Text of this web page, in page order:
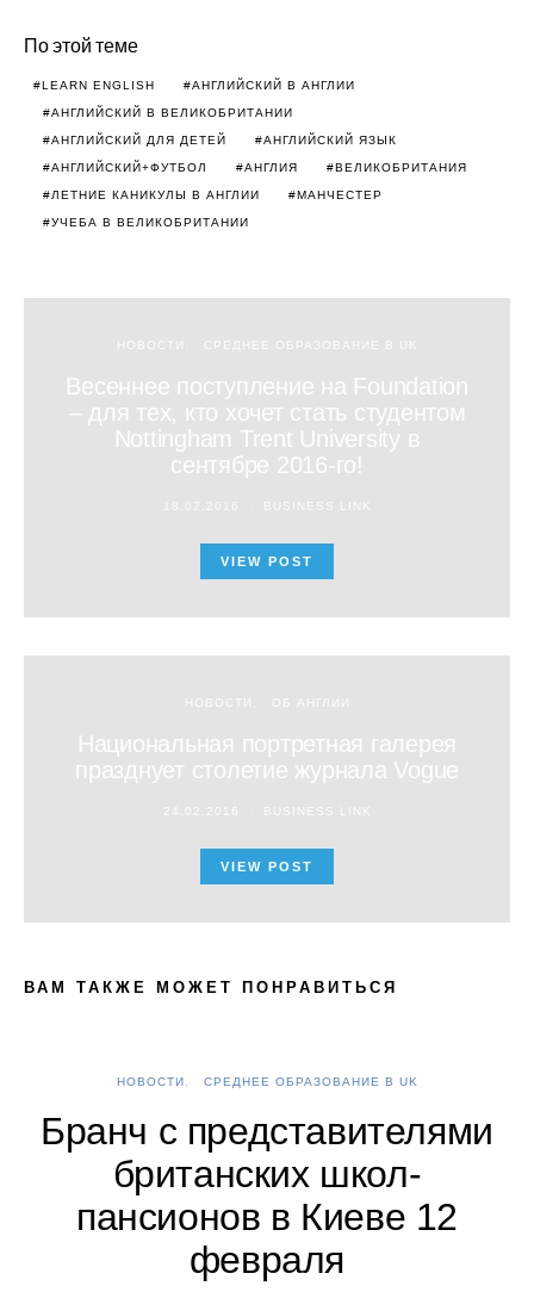
По этой теме
LEARN ENGLISH АНГЛИЙСКИЙ В АНГЛИИ
АНГЛИЙСКИЙ В ВЕЛИКОБРИТАНИИ
АНГЛИЙСКИЙ ДЛЯ ДЕТЕЙ АНГЛИЙСКИЙ ЯЗЫК
АНГЛИЙСКИЙ+ФУТБОЛ АНГЛИЯ ВЕЛИКОБРИТАНИЯ
ЛЕТНИЕ КАНИКУЛЫ В АНГЛИИ МАНЧЕСТЕР
УЧЕБА В ВЕЛИКОБРИТАНИИ
НОВОСТИ СРЕДНЕЕ ОБРАЗОВАНИЕ В UK
Весеннее поступление на Foundation
– для тех, кто хочет стать студентом
Nottingham Trent University в
сентябре 2016-го!
BUSINESS LINK
VIEW POST
НОВОСТИ ОБ АНГЛИИ
Национальная портретная галерея
празднует столетие журнала Vogue
24.02.2016 BUSINESS LINK
VIEW POST
ВАМ ТАКЖЕ МОЖЕТ ПОНРАВИТЬСЯ
НОВОСТИ СРЕДНЕЕ ОБРАЗОВАНИЕ В UK
Бранч с представителями
британских школ-
пансионов в Киеве 12
февраля